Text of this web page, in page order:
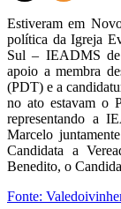
Estiveram em
política da Igreja
Sul – IEADMS de
apoio a membra
(PDT) e a
no ato estavam o
representando a
Marcelo
Candidata a
Benedito, o
Fonte: